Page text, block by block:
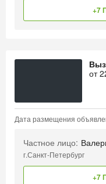
+7
от
Дата размещения
Частное лицо:
г.Санкт-Петербург
+7